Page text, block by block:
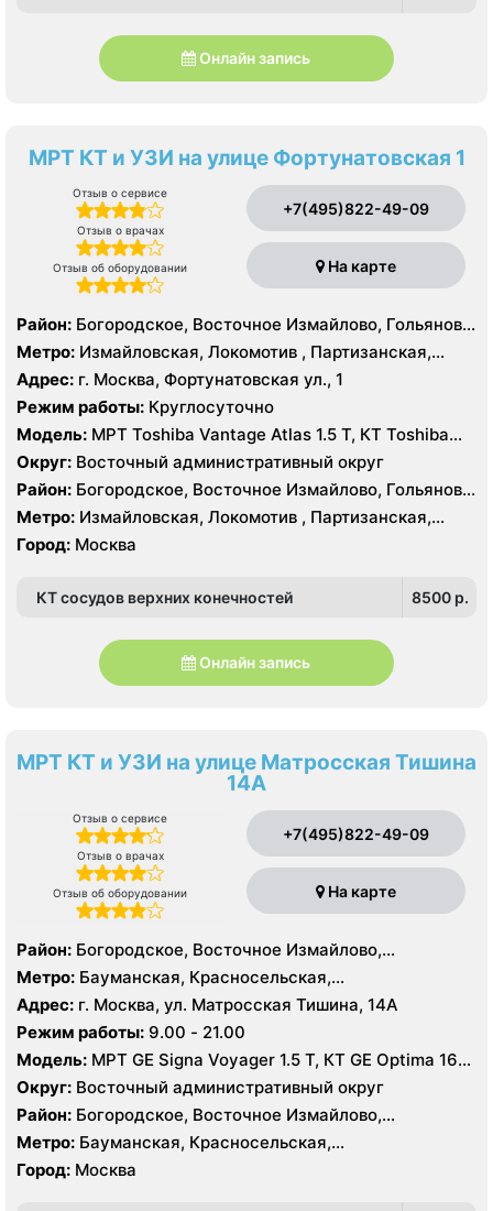
Онлайн запись
МРТ КТ и УЗИ на улице Фортунатовская 1
Отзыв о сервисе
Отзыв о врачах
Отзыв об оборудовании
+7(495)822-49-09
На карте
Район: Богородское, Восточное Измайлово, Гольяново,
Измайлово, Соколиная Гора
Метро: Измайловская, Локомотив , Партизанская,
Преображенская площадь, Черкизовская
Адрес: г. Москва, Фортунатовская ул., 1
Режим работы: Круглосуточно
Модель: МРТ Toshiba Vantage Atlas 1.5 Т, КТ Toshiba
Aquilion Prime 160 срезов, Toshiba Aquilion CXL 128
срезов, Body Tom 32 среза УЗИ GE Voluson E8, GE Vivid
9
Округ: Восточный административный округ
Район: Богородское, Восточное Измайлово, Гольяново,
Измайлово, Соколиная Гора
Метро: Измайловская, Локомотив , Партизанская,
Преображенская площадь, Черкизовская
Город: Москва
КТ сосудов верхних конечностей 8500 p.
Онлайн запись
МРТ КТ и УЗИ на улице Матросская Тишина
14А
Отзыв о сервисе
Отзыв о врачах
Отзыв об оборудовании
+7(495)822-49-09
На карте
Район: Богородское, Восточное Измайлово,
Измайлово, Северное Измайлово, Соколиная Гора,
Сокольники
Метро: Бауманская, Красносельская,
Преображенская площадь, Семеновская, Сокольники,
Электрозаводская, Лефортово
Адрес: г. Москва, ул. Матросская Тишина, 14А
Режим работы: 9.00 - 21.00
Модель: МРТ GE Signa Voyager 1.5 Т, КТ GE Optima 16
срезов, УЗИ GE Logiq E
Округ: Восточный административный округ
Район: Богородское, Восточное Измайлово,
Измайлово, Северное Измайлово, Соколиная Гора,
Сокольники
Метро: Бауманская, Красносельская,
Преображенская площадь, Семеновская, Сокольники,
Электрозаводская, Лефортово
Город: Москва